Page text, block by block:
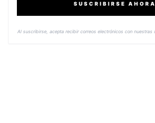
SUSCRIBIRSE AHORA
Al suscribirse, acepta recibir correos electrónicos con nuestras